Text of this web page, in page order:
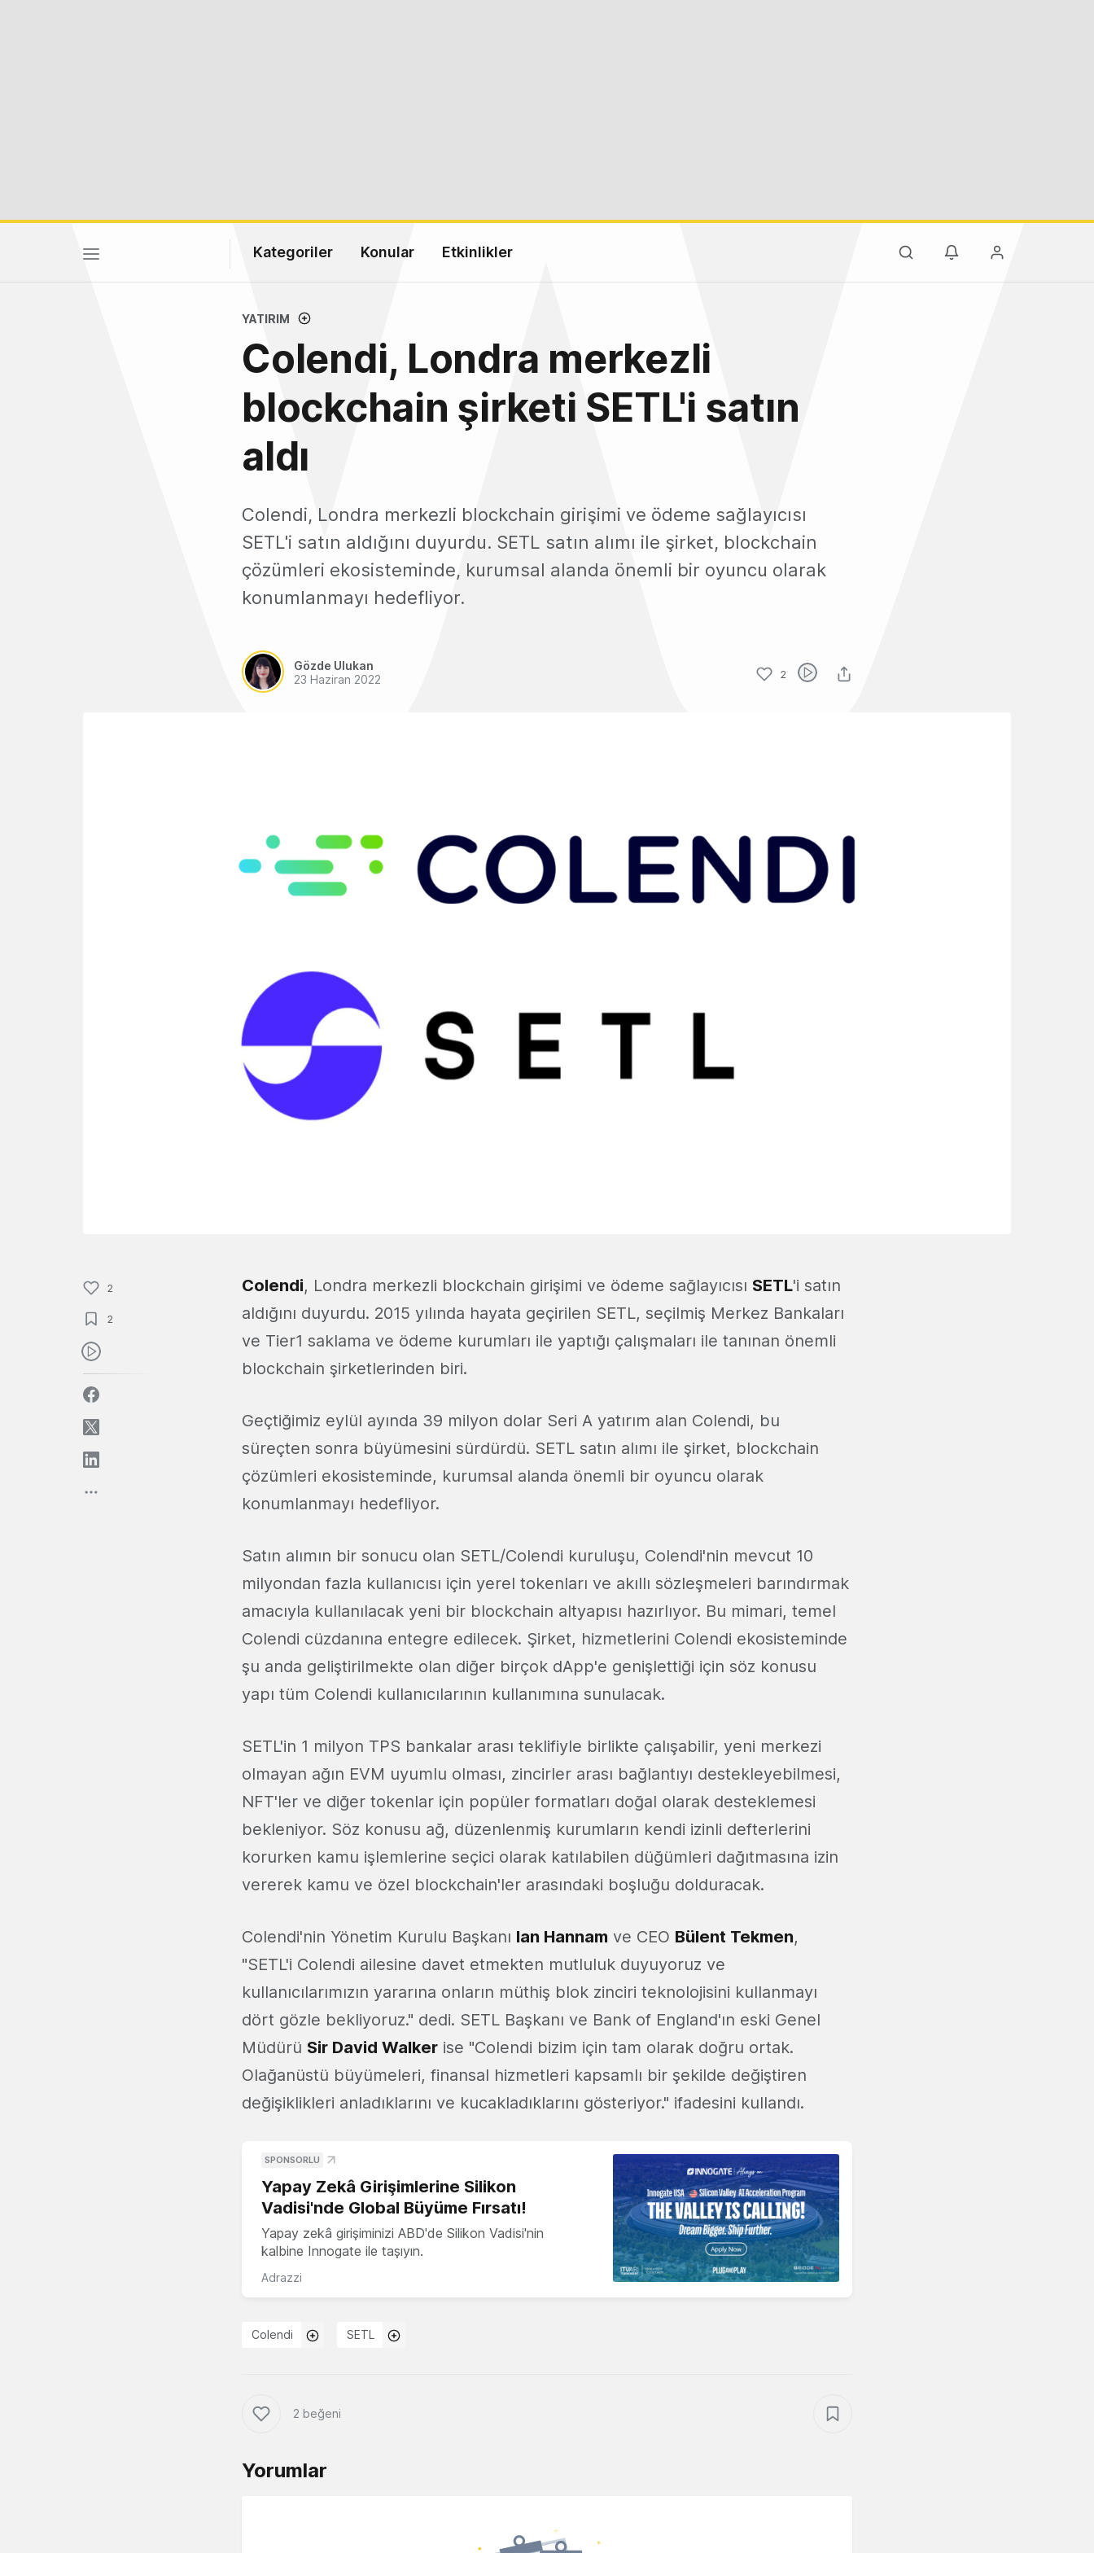
Kategoriler Konular Etkinlikler
YATIRIM
Colendi, Londra merkezli
blockchain şirketi SETL'i satın
aldı
Colendi, Londra merkezli blockchain girişimi ve ödeme sağlayıcısı
SETL'i satın aldığını duyurdu. SETL satın alımı ile şirket, blockchain
çözümleri ekosisteminde, kurumsal alanda önemli bir oyuncu olarak
konumlanmayı hedefliyor.
Gözde Ulukan
23 Haziran 2022
2
2
2
Colendi, Londra merkezli blockchain girişimi ve ödeme sağlayıcısı SETL'i satın
aldığını duyurdu. 2015 yılında hayata geçirilen SETL, seçilmiş Merkez Bankaları
ve Tier1 saklama ve ödeme kurumları ile yaptığı çalışmaları ile tanınan önemli
blockchain şirketlerinden biri.
Geçtiğimiz eylül ayında 39 milyon dolar Seri A yatırım alan Colendi, bu
süreçten sonra büyümesini sürdürdü. SETL satın alımı ile şirket, blockchain
çözümleri ekosisteminde, kurumsal alanda önemli bir oyuncu olarak
konumlanmayı hedefliyor.
Satın alımın bir sonucu olan SETL/Colendi kuruluşu, Colendi'nin mevcut 10
milyondan fazla kullanıcısı için yerel tokenları ve akıllı sözleşmeleri barındırmak
amacıyla kullanılacak yeni bir blockchain altyapısı hazırlıyor. Bu mimari, temel
Colendi cüzdanına entegre edilecek. Şirket, hizmetlerini Colendi ekosisteminde
şu anda geliştirilmekte olan diğer birçok dApp'e genişlettiği için söz konusu
yapı tüm Colendi kullanıcılarının kullanımına sunulacak.
SETL'in 1 milyon TPS bankalar arası teklifiyle birlikte çalışabilir, yeni merkezi
olmayan ağın EVM uyumlu olması, zincirler arası bağlantıyı destekleyebilmesi,
NFT'ler ve diğer tokenlar için popüler formatları doğal olarak desteklemesi
bekleniyor. Söz konusu ağ, düzenlenmiş kurumların kendi izinli defterlerini
korurken kamu işlemlerine seçici olarak katılabilen düğümleri dağıtmasına izin
vererek kamu ve özel blockchain'ler arasındaki boşluğu dolduracak.
Colendi'nin Yönetim Kurulu Başkanı Ian Hannam ve CEO Bülent Tekmen,
"SETL'i Colendi ailesine davet etmekten mutluluk duyuyoruz ve
kullanıcılarımızın yararına onların müthiş blok zinciri teknolojisini kullanmayı
dört gözle bekliyoruz." dedi. SETL Başkanı ve Bank of England'ın eski Genel
Müdürü Sir David Walker ise "Colendi bizim için tam olarak doğru ortak.
Olağanüstü büyümeleri, finansal hizmetleri kapsamlı bir şekilde değiştiren
değişiklikleri anladıklarını ve kucakladıklarını gösteriyor." ifadesini kullandı.
SPONSORLU
Yapay Zekâ Girişimlerine Silikon
Vadisi'nde Global Büyüme Fırsatı!
Yapay zekâ girişiminizi ABD'de Silikon Vadisi'nin
kalbine Innogate ile taşıyın.
Adrazzi
Colendi SETL
2 beğeni
Yorumlar